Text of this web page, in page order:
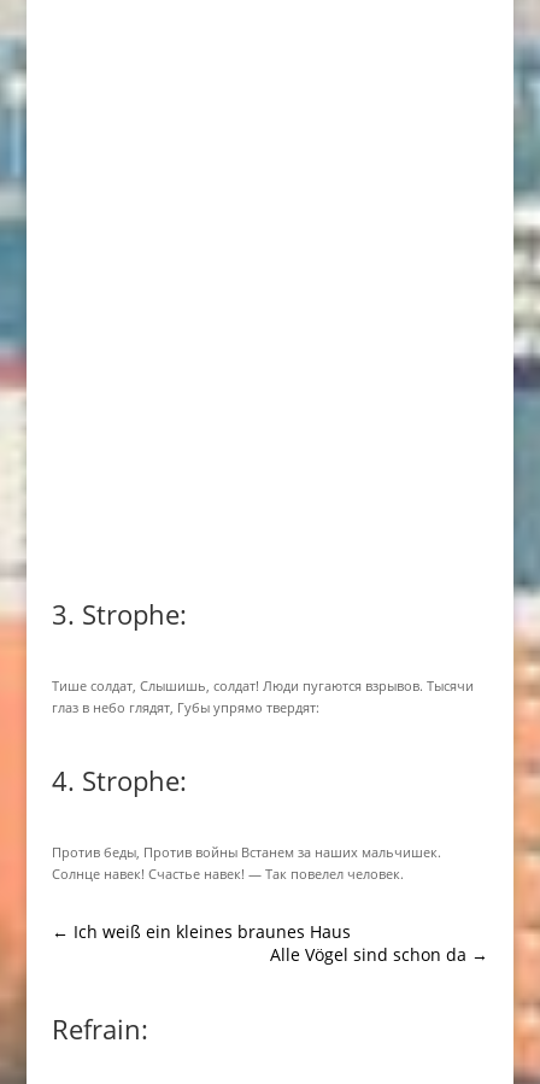
3. Strophe:
Тише солдат, Слышишь, солдат! Люди пугаются взрывов. Тысячи
глаз в небо глядят, Губы упрямо твердят:
4. Strophe:
Против беды, Против войны Встанем за наших мальчишек.
Солнце навек! Счастье навек! — Так повелел человек.
← Ich weiß ein kleines braunes Haus
Alle Vögel sind schon da →
Refrain: